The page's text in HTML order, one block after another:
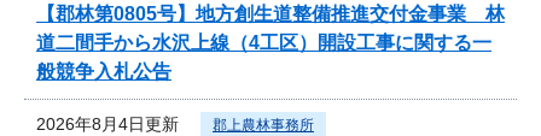
【郡林第0805号】地方創生道整備推進交付金事業 林
道二間手から水沢上線（4工区）開設工事に関する一
般競争入札公告
2026年8月4日更新 郡上農林事務所